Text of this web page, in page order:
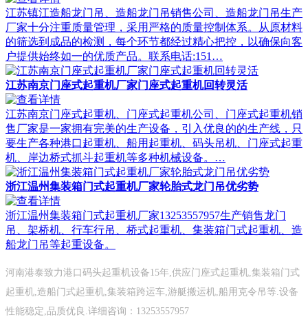
江苏镇江造船龙门吊、造船龙门吊销售公司、造船龙门吊生产
厂家十分注重质量管理，采用严格的质量控制体系。从原材料
的筛选到成品的检测，每个环节都经过精心把控，以确保向客
户提供始终如一的优质产品。联系电话:151…
江苏南京门座式起重机厂家门座式起重机回转灵活
江苏南京门座式起重机、门座式起重机公司、门座式起重机销
售厂家是一家拥有完美的生产设备，引入优良的的生产线，只
要生产各种港口起重机、船用起重机、码头吊机、门座式起重
机、岸边桥式抓斗起重机等多种机械设备。…
浙江温州集装箱门式起重机厂家轮胎式龙门吊优劣势
浙江温州集装箱门式起重机厂家13253557957生产销售龙门
吊、架桥机、行车行吊、桥式起重机、集装箱门式起重机、造
船龙门吊等起重设备。
河南港泰致力港口码头起重机设备15年,供应门座式起重机,集装箱门式
起重机,造船门式起重机,集装箱跨运车,游艇搬运机,船用克令吊等.设备
性能稳定,品质优良.详细咨询：13253557957